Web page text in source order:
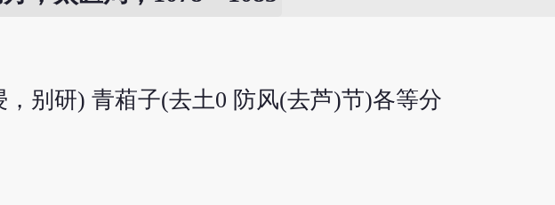
别研) 青葙子(去土0 防风(去芦)节)各等分